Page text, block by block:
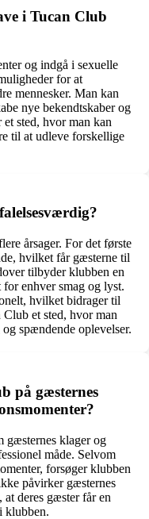
i Tucan Club
og indgå i sexuelle
for at
mennesker. Man kan
nye bekendtskaber og
et sted, hvor man kan
til at udleve forskellige
årsager. For det første
hvilket får gæsterne til
tilbyder klubben en
enhver smag og lyst.
hvilket bidrager til
Club et sted, hvor man
spændende oplevelser.
på gæsternes
gæsternes klager og
måde. Selvom
forsøger klubben
påvirker gæsternes
deres gæster får en
klubben.